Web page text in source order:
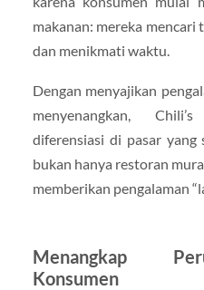
makanan: mereka
dan menikmati waktu.
Dengan menyajikan
menyenangkan,
diferensiasi di pasar yang
bukan hanya restoran
memberikan pengalaman
Menangkap
Konsumen